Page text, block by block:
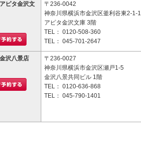
ピタ金沢文
〒236-0042
神奈川県横浜市金沢区釜利谷東2-1-1
アピタ金沢文庫 3階
TEL： 0120-508-360
TEL： 045-701-2647
沢八景店
〒236-0027
神奈川県横浜市金沢区瀬戸1-5
金沢八景共同ビル 1階
TEL： 0120-636-868
TEL： 045-790-1401